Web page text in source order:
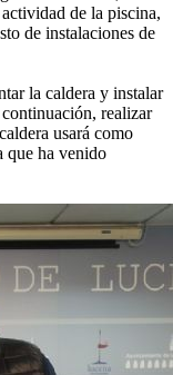
de la piscina,
de instalaciones de
la caldera y instalar
realizar
usará como
que ha venido